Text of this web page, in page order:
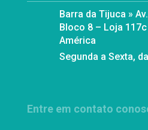
Barra da Tijuca »
Bloco 8 – Loja
América
Segunda a Sexta,
Entre em contato